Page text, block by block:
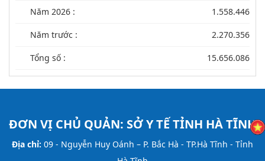
Năm 2026 : 1.558.446
Năm trước : 2.270.356
Tổng số : 15.656.086
ĐƠN VỊ CHỦ QUẢN: SỞ Y TẾ TỈNH HÀ TĨNH
Địa chỉ: 09 - Nguyễn Huy Oánh – P. Bắc Hà - TP.Hà Tĩnh - Tỉnh